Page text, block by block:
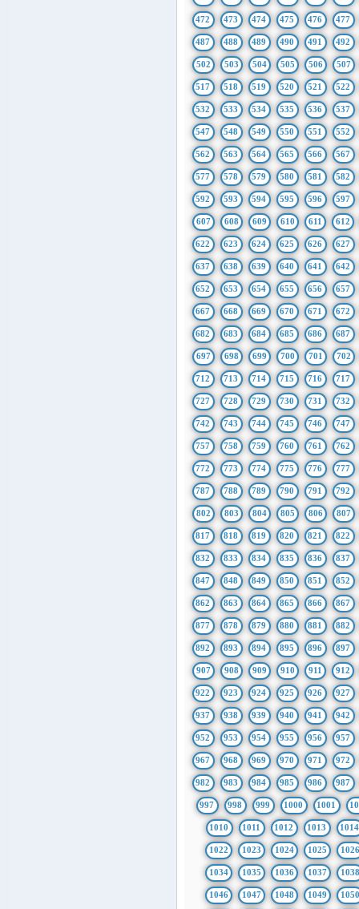
472 473 474 475 476 477
487 488 489 490 491 492
502 503 504 505 506 507
517 518 519 520 521 522
532 533 534 535 536 537
547 548 549 550 551 552
562 563 564 565 566 567
577 578 579 580 581 582
592 593 594 595 596 597
607 608 609 610 611 612
622 623 624 625 626 627
637 638 639 640 641 642
652 653 654 655 656 657
667 668 669 670 671 672
682 683 684 685 686 687
697 698 699 700 701 702
712 713 714 715 716 717
727 728 729 730 731 732
742 743 744 745 746 747
757 758 759 760 761 762
772 773 774 775 776 777
787 788 789 790 791 792
802 803 804 805 806 807
817 818 819 820 821 822
832 833 834 835 836 837
847 848 849 850 851 852
862 863 864 865 866 867
877 878 879 880 881 882
892 893 894 895 896 897
907 908 909 910 911 912
922 923 924 925 926 927
937 938 939 940 941 942
952 953 954 955 956 957
967 968 969 970 971 972
982 983 984 985 986 987
997 998 999 1000 1001
1010 1011 1012 1013 1014
1022 1023 1024 1025 1026
1034 1035 1036 1037 1038
1046 1047 1048 1049 1050